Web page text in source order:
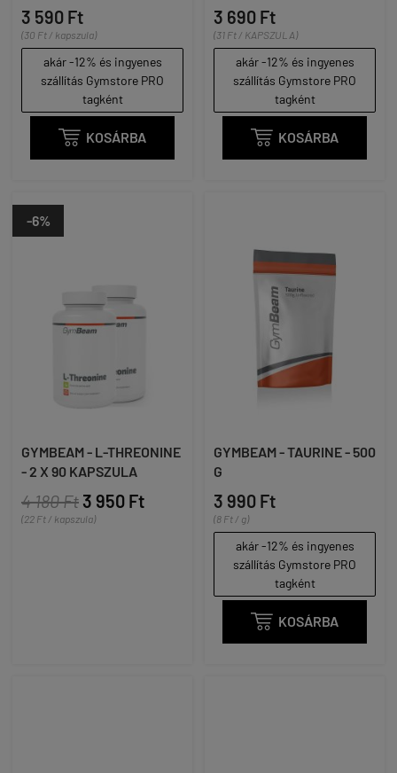
3 590 Ft
(30 Ft / kapszula)
akár -12% és ingyenes
szállítás Gymstore PRO
tagként
 KOSÁRBA
3 690 Ft
(31 Ft / KAPSZULA)
akár -12% és ingyenes
szállítás Gymstore PRO
tagként
 KOSÁRBA
-6%
GYMBEAM - L-THREONINE
- 2 X 90 KAPSZULA
4 180 Ft 3 950 Ft
(22 Ft / kapszula)
GYMBEAM - TAURINE - 500
G
3 990 Ft
(8 Ft / g)
akár -12% és ingyenes
szállítás Gymstore PRO
tagként
 KOSÁRBA